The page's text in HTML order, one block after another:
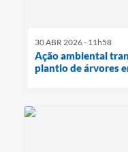
30 ABR 2026 - 11h58
Ação ambiental
plantio de árvores